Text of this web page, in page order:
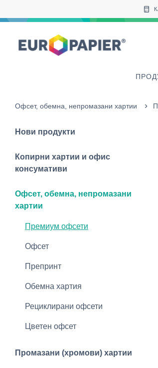
Други продукти, които може да ви харесат
Офсет, обемна, непромазани хартии
Нови продукти
Копирни хартии и офис
консумативи
Офсет, обемна, непромазани
хартии
Премиум офсети
Офсет
Препринт
Обемна хартия
Рециклирани офсети
Цветен офсет
Промазани (хромови) хартии